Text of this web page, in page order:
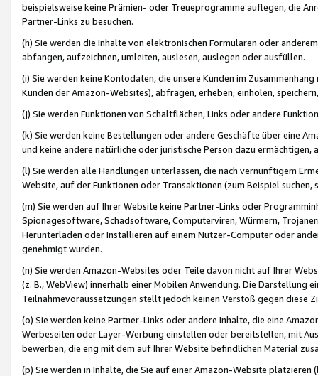
beispielsweise keine Prämien- oder Treueprogramme auflegen, die
Partner-Links zu besuchen.
(h) Sie werden die Inhalte von elektronischen Formularen oder
abfangen, aufzeichnen, umleiten, auslesen, auslegen oder ausfüllen.
(i) Sie werden keine Kontodaten, die unsere Kunden im
Kunden der Amazon-Websites), abfragen, erheben, einholen,
(j) Sie werden Funktionen von Schaltflächen, Links oder andere
(k) Sie werden keine Bestellungen oder andere Geschäfte über eine
und keine andere natürliche oder juristische Person dazu
(l) Sie werden alle Handlungen unterlassen, die nach vernünftigem
Website, auf der Funktionen oder Transaktionen (zum Beispiel
(m) Sie werden auf Ihrer Website keine Partner-Links oder
Spionagesoftware, Schadsoftware, Computerviren, Würmern,
Herunterladen oder Installieren auf einem Nutzer-Computer oder
genehmigt wurden.
(n) Sie werden Amazon-Websites oder Teile davon nicht auf Ihrer
(z. B., WebView) innerhalb einer Mobilen Anwendung. Die Darstellung
Teilnahmevoraussetzungen stellt jedoch keinen Verstoß gegen diese
(o) Sie werden keine Partner-Links oder andere Inhalte, die eine
Werbeseiten oder Layer-Werbung einstellen oder bereitstellen, mit
bewerben, die eng mit dem auf Ihrer Website befindlichen Material
(p) Sie werden in Inhalte, die Sie auf einer Amazon-Website